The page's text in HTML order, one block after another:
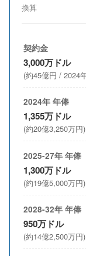
換算
契約金
3,000万ドル
(約45億円 / 2024
2024年 年俸
1,355万ドル
(約20億3,250万円)
2025-27年 年俸
1,300万ドル
(約19億5,000万円)
2028-32年 年俸
950万ドル
(約14億2,500万円)